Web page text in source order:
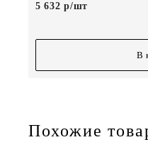
5 632 р/шт
В
Похожие